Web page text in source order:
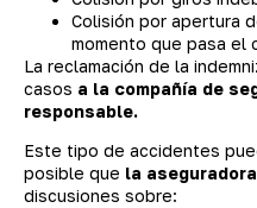
Colisión por apertura
momento que pasa el
La reclamación de la
casos a la compañía de
responsable.
Este tipo de accidentes
posible que la
discusiones sobre: